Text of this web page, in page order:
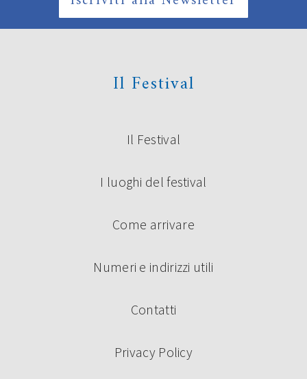
Il Festival
Il Festival
I luoghi del festival
Come arrivare
Numeri e indirizzi utili
Contatti
Privacy Policy